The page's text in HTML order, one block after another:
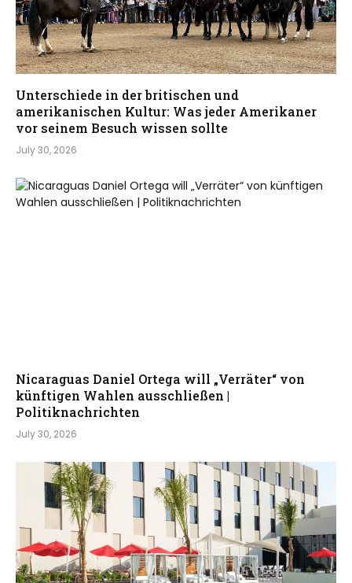
Unterschiede in der britischen und
amerikanischen Kultur: Was jeder Amerikaner
vor seinem Besuch wissen sollte
July 30, 2026
Nicaraguas Daniel Ortega will „Verräter“ von
künftigen Wahlen ausschließen |
Politiknachrichten
July 30, 2026